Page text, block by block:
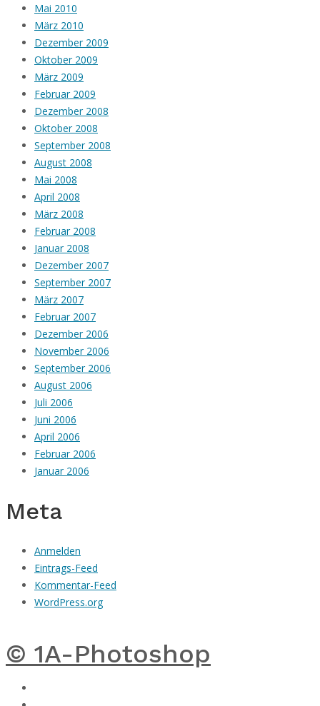
Mai 2010
März 2010
Dezember 2009
Oktober 2009
März 2009
Februar 2009
Dezember 2008
Oktober 2008
September 2008
August 2008
Mai 2008
April 2008
März 2008
Februar 2008
Januar 2008
Dezember 2007
September 2007
März 2007
Februar 2007
Dezember 2006
November 2006
September 2006
August 2006
Juli 2006
Juni 2006
April 2006
Februar 2006
Januar 2006
Meta
Anmelden
Eintrags-Feed
Kommentar-Feed
WordPress.org
© 1A-Photoshop